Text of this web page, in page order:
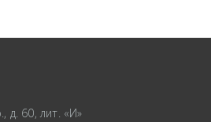
д. 60, лит. «И»